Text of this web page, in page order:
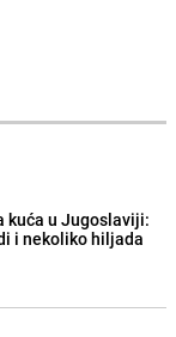
kuća u Jugoslaviji:
i nekoliko hiljada